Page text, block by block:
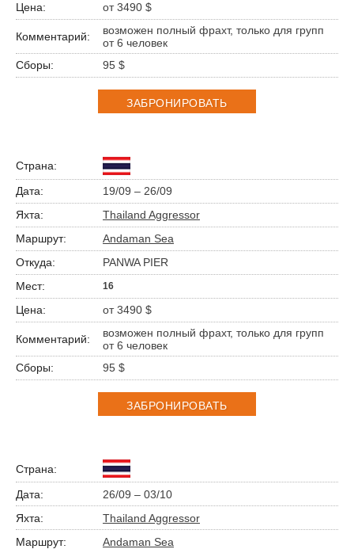
от 3490 $
возможен полный фрахт, только для групп
от 6 человек
95 $
ЗАБРОНИРОВАТЬ
19/09 – 26/09
Thailand Aggressor
Andaman Sea
PANWA PIER
16
от 3490 $
возможен полный фрахт, только для групп
от 6 человек
95 $
ЗАБРОНИРОВАТЬ
26/09 – 03/10
Thailand Aggressor
Andaman Sea